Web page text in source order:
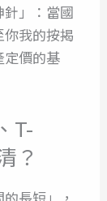
」：當國
我的按揭
定價的基
T-
？